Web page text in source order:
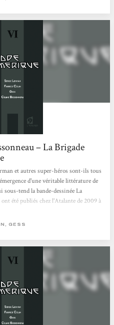
– La Brigade
et autres super-héros sont-ils tous
d'une véritable littérature de
sous-tend la bande-dessinée La
été publiés chez l'Atalante de 2009 à
Jeu de rôle permettant la mise en
GESS